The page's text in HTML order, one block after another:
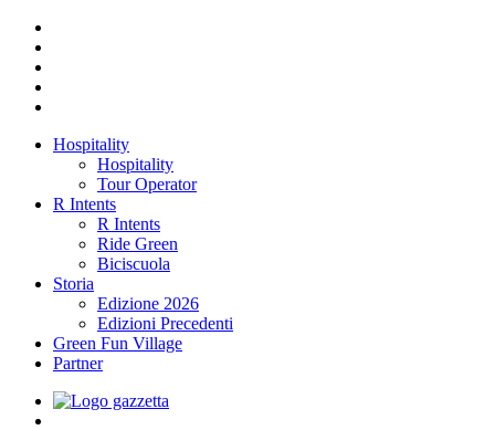
Hospitality
Hospitality
Tour Operator
R Intents
R Intents
Ride Green
Biciscuola
Storia
Edizione 2026
Edizioni Precedenti
Green Fun Village
Partner